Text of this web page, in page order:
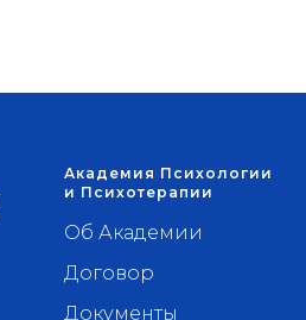
Академия Психологии
и Психотерапии
Об Академии
Договор
Документы